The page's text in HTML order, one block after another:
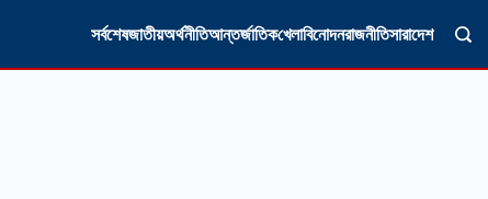
সর্বশেষজাতীয়অর্থনীতিআন্তর্জাতিকখেলাবিনোদনরাজনীতিসারাদেশ